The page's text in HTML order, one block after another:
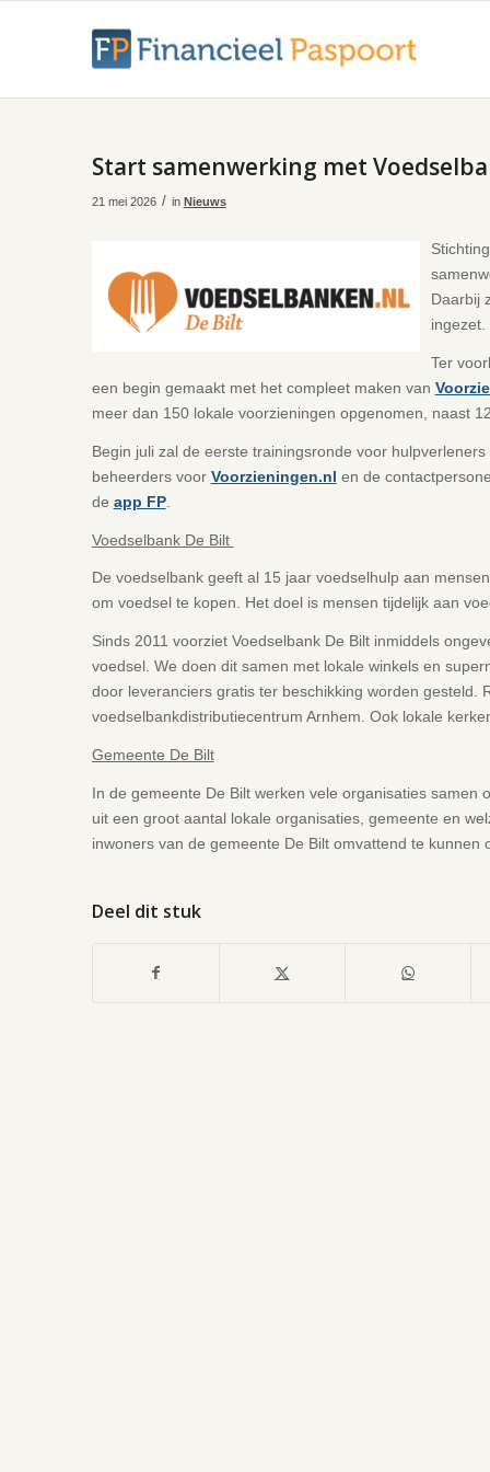
Start samenwerking met
21 mei 2026 / in Nieuws
Daarbij
ingezet.
Ter
een begin gemaakt met het compleet maken van
meer dan 150 lokale voorzieningen opgenomen, naast
Begin juli zal de eerste trainingsronde voor
beheerders voor Voorzieningen.nl en de
de app FP.
Voedselbank De Bilt
De voedselbank geeft al 15 jaar voedselhulp aan
om voedsel te kopen. Het doel is mensen tijdelijk aan
Sinds 2011 voorziet Voedselbank De Bilt inmiddels
voedsel. We doen dit samen met lokale winkels en
door leveranciers gratis ter beschikking worden gesteld.
voedselbankdistributiecentrum Arnhem. Ook lokale
Gemeente De Bilt
In de gemeente De Bilt werken vele organisaties
uit een groot aantal lokale organisaties, gemeente en
inwoners van de gemeente De Bilt omvattend te kunnen
Deel dit stuk